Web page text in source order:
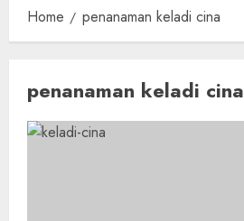
Home penanaman keladi cina
penanaman keladi cina